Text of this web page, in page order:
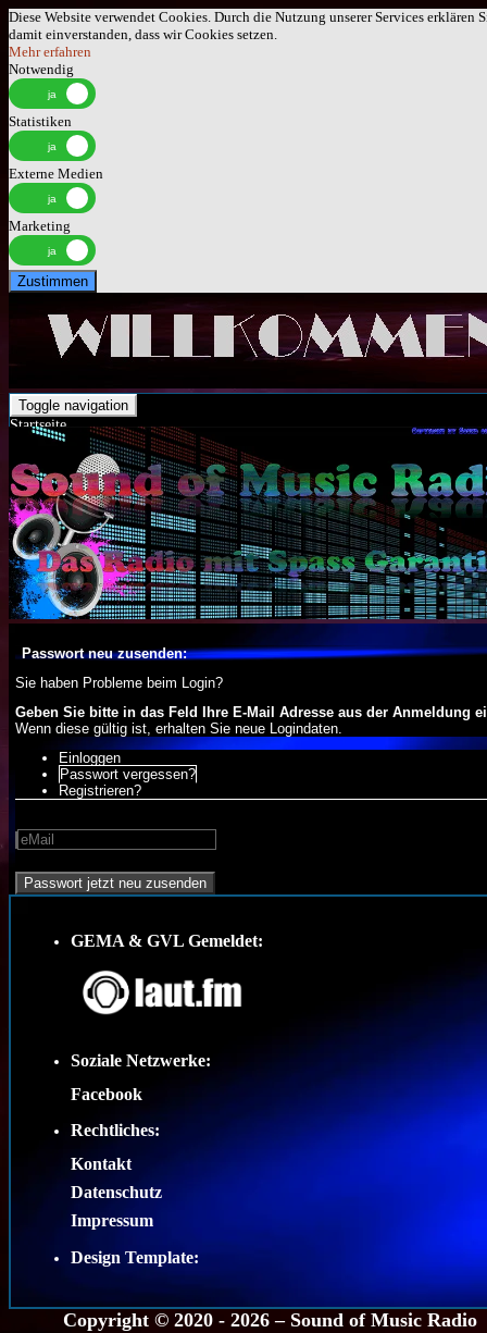
Diese Website verwendet Cookies. Durch die Nutzung unserer Services erklären
damit einverstanden, dass wir Cookies setzen.
Mehr erfahren
Notwendig
Statistiken
Externe Medien
Marketing
Zustimmen
Toggle navigation
Startseite
Passwort neu zusenden:
Sie haben Probleme beim Login?
Geben Sie bitte in das Feld Ihre E-Mail Adresse aus der Anmeldung
Wenn diese gültig ist, erhalten Sie neue Logindaten.
Einloggen
Passwort vergessen?
Registrieren?
Passwort jetzt neu zusenden
GEMA & GVL Gemeldet:
Soziale Netzwerke:
Facebook
Rechtliches:
Kontakt
Datenschutz
Impressum
Design Template:
Copyright © 2020 - 2026 – Sound of Music Radio